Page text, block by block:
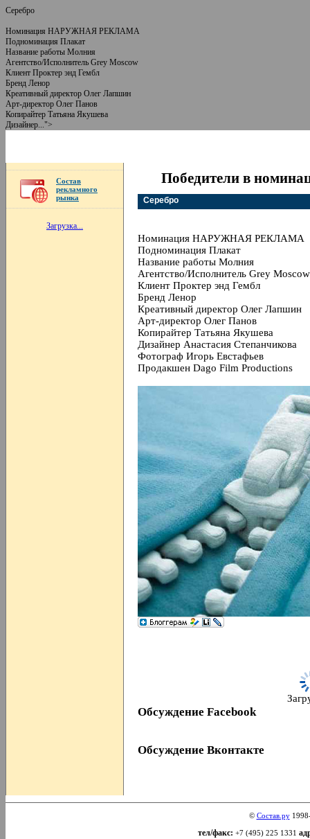
Серебро
Номинация НАРУЖНАЯ РЕКЛАМА
Подноминация Плакат
Название работы Молния
Агентство/Исполнитель Grey Moscow
Клиент Проктер энд Гембл
Бренд Ленор
Креативный директор Олег Лапшин
Арт-директор Олег Панов
Копирайтер Татьяна Якушева
Дизайнер...">
Состав
рекламного
рынка
Загрузка...
Победители в
Серебро
Номинация НАРУЖНАЯ РЕКЛАМА
Подноминация Плакат
Название работы Молния
Агентство/Исполнитель Grey Moscow
Клиент Проктер энд Гембл
Бренд Ленор
Креативный директор Олег Лапшин
Арт-директор Олег Панов
Копирайтер Татьяна Якушева
Дизайнер Анастасия Степанчикова
Фотограф Игорь Евстафьев
Продакшен Dago Film Productions
Обсуждение Facebook
Обсуждение Вконтакте
© Состав.ру
тел/факс: +7 (495) 225 1331